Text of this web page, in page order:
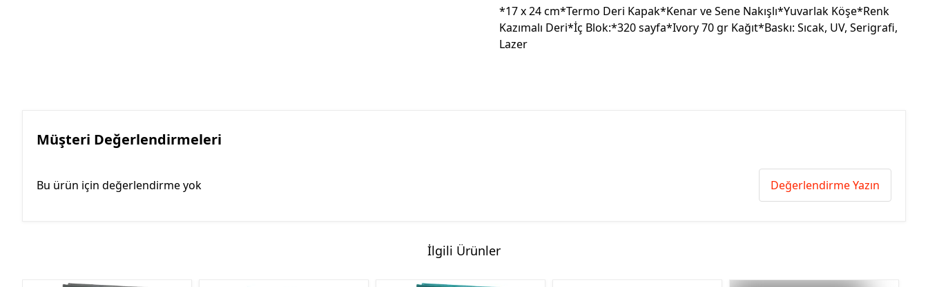
*17 x 24 cm*Termo Deri Kapak*Kenar ve Sene Nakışlı*Yuvarlak Köşe*Renk
Kazımalı Deri*İç Blok:*320 sayfa*Ivory 70 gr Kağıt*Baskı: Sıcak, UV, Serigrafi,
Lazer
Müşteri Değerlendirmeleri
Bu ürün için değerlendirme yok Değerlendirme Yazın
İlgili Ürünler